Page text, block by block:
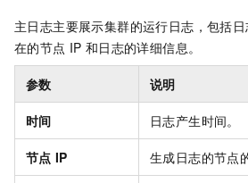
主日志主要展示集群的运行日志，包括
在的节点 IP 和日志的详细信息。
参数 说明
时间 日志产生时间。
节点 IP 生成日志的节点